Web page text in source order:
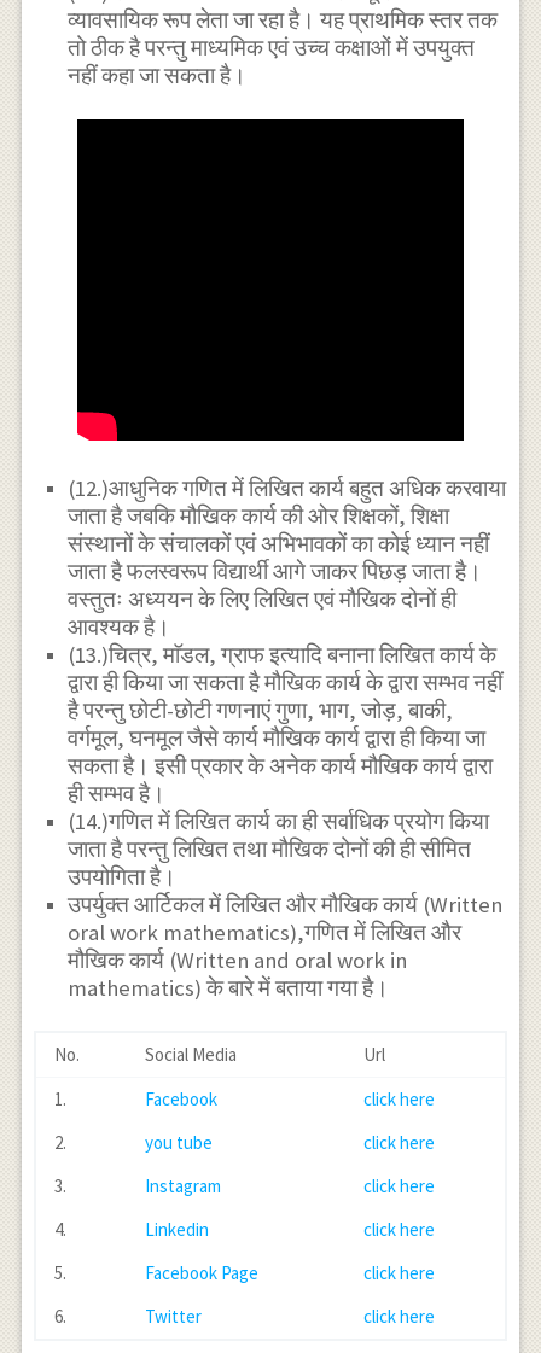
व्यावसायिक रूप लेता जा रहा है। यह प्राथमिक स्तर तक
तो ठीक है परन्तु माध्यमिक एवं उच्च कक्षाओं में उपयुक्त
नहीं कहा जा सकता है।
(12.)आधुनिक गणित में लिखित कार्य बहुत अधिक करवाया
जाता है जबकि मौखिक कार्य की ओर शिक्षकों, शिक्षा
संस्थानों के संचालकों एवं अभिभावकों का कोई ध्यान नहीं
जाता है फलस्वरूप विद्यार्थी आगे जाकर पिछड़ जाता है।
वस्तुतः अध्ययन के लिए लिखित एवं मौखिक दोनों ही
आवश्यक है।
(13.)चित्र, माॅडल, ग्राफ इत्यादि बनाना लिखित कार्य के
द्वारा ही किया जा सकता है मौखिक कार्य के द्वारा सम्भव नहीं
है परन्तु छोटी-छोटी गणनाएं गुणा, भाग, जोड़, बाकी,
वर्गमूल, घनमूल जैसे कार्य मौखिक कार्य द्वारा ही किया जा
सकता है। इसी प्रकार के अनेक कार्य मौखिक कार्य द्वारा
ही सम्भव है।
(14.)गणित में लिखित कार्य का ही सर्वाधिक प्रयोग किया
जाता है परन्तु लिखित तथा मौखिक दोनों की ही सीमित
उपयोगिता है।
उपर्युक्त आर्टिकल में लिखित और मौखिक कार्य (Written
oral work mathematics),गणित में लिखित और
मौखिक कार्य (Written and oral work in
mathematics) के बारे में बताया गया है।
No. Social Media
Url
1.
Facebook
click here
2.
you tube
click here
3.
Instagram
click here
4.
Linkedin
click here
5.
Facebook Page
click here
6.
Twitter click here